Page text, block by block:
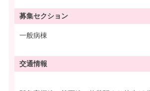
募集セクション
一般病棟
交通情報